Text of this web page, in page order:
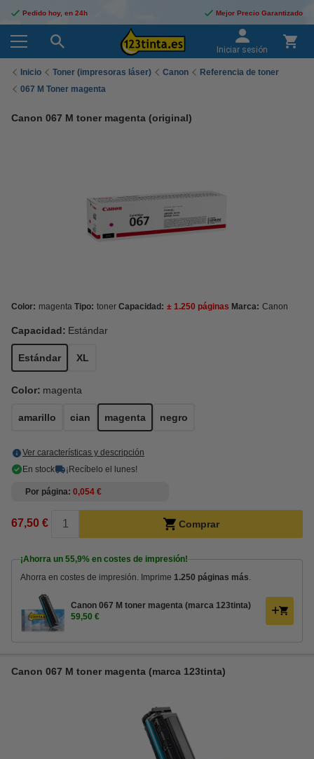
Pedido hoy, en 24h Mejor Precio Garantizado
Iniciar sesión
Inicio Toner (impresoras láser) Canon
Referencia de toner
067 M Toner magenta
Canon 067 M toner magenta (original)
Color: magenta Tipo: toner Capacidad: ± 1.250 páginas Marca: Canon
Capacidad: Estándar
Estándar XL
Color: magenta
amarillo cian magenta negro
Ver características y descripción
En stock
¡Recíbelo el lunes!
Por página 0,054 €
67,50 € Comprar
¡Ahorra un 55,9% en costes de impresión!
Ahorra en costes de impresión. Imprime 1.250 páginas más.
Canon 067 M toner magenta (marca 123tinta)
59,50 €
Canon 067 M toner magenta (marca 123tinta)